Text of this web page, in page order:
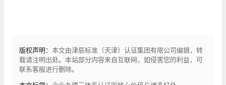
版权声明： 本文由津辰标准（天津）认证集团有限公司编辑，转
载请注明出处。本站部分内容来自互联网，如侵害您的利益，可
联系客服进行删除。